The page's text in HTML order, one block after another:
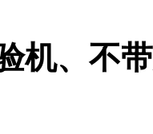
机、不